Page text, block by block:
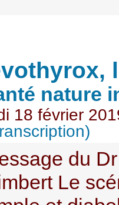
nature
18 février
du
Le